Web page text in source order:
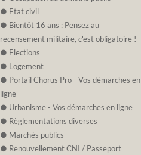
Etat civil
Bientôt 16 ans : Pensez au
recensement militaire, c'est obligatoire !
Elections
Logement
Portail Chorus Pro - Vos démarches en
ligne
Urbanisme - Vos démarches en ligne
Règlementations diverses
Marchés publics
Renouvellement CNI / Passeport